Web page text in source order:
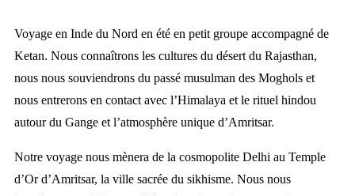
Voyage en Inde du Nord en été en petit groupe accompagné de
Ketan. Nous connaîtrons les cultures du désert du Rajasthan,
nous nous souviendrons du passé musulman des Moghols et
nous entrerons en contact avec l’Himalaya et le rituel hindou
autour du Gange et l’atmosphère unique d’Amritsar.
Notre voyage nous mènera de la cosmopolite Delhi au Temple
d’Or d’Amritsar, la ville sacrée du sikhisme. Nous nous